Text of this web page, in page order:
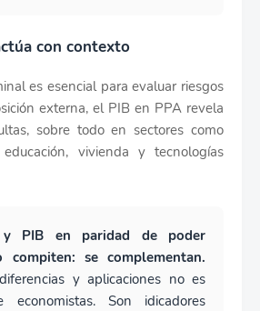
con contexto
es esencial para evaluar riesgos
externa, el PIB en PPA revela
sobre todo en sectores como
vivienda y tecnologías
y PIB en paridad de poder
compiten: se complementan.
y aplicaciones no es
Son idicadores